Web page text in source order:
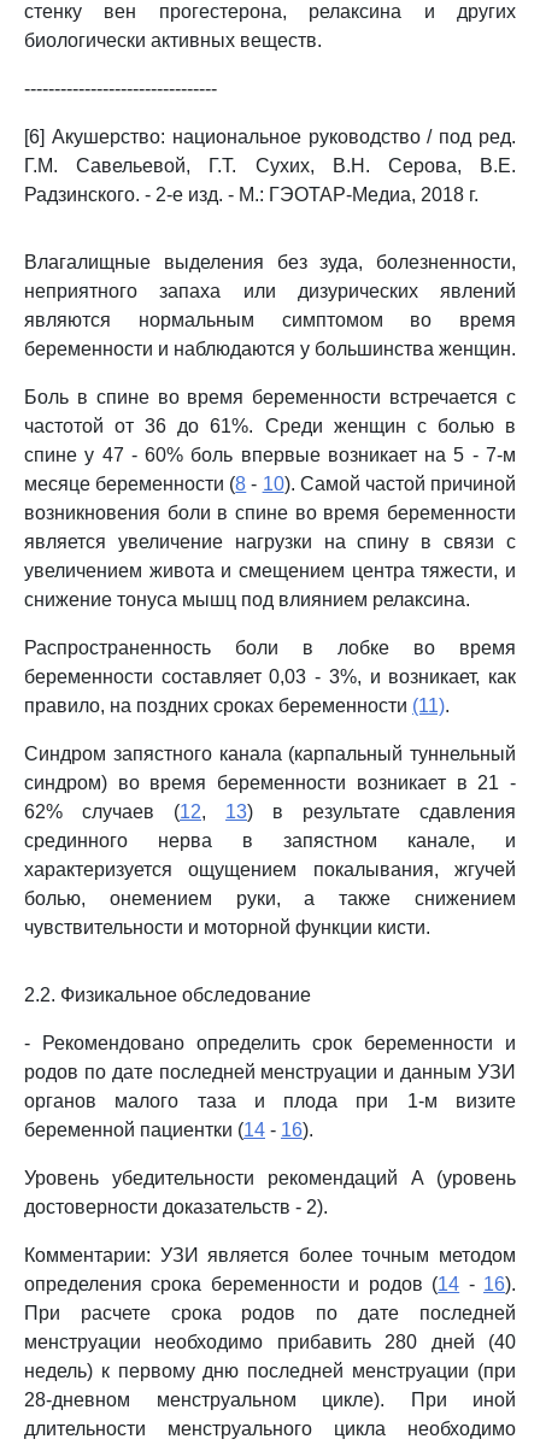
стенку вен прогестерона, релаксина и других
биологически активных веществ.
--------------------------------
[6] Акушерство: национальное руководство / под ред.
Г.М. Савельевой, Г.Т. Сухих, В.Н. Серова, В.Е.
Радзинского. - 2-е изд. - М.: ГЭОТАР-Медиа, 2018 г.
Влагалищные выделения без зуда, болезненности,
неприятного запаха или дизурических явлений
являются нормальным симптомом во время
беременности и наблюдаются у большинства женщин.
Боль в спине во время беременности встречается с
частотой от 36 до 61%. Среди женщин с болью в
спине у 47 - 60% боль впервые возникает на 5 - 7-м
месяце беременности (8 - 10). Самой частой причиной
возникновения боли в спине во время беременности
является увеличение нагрузки на спину в связи с
увеличением живота и смещением центра тяжести, и
снижение тонуса мышц под влиянием релаксина.
Распространенность боли в лобке во время
беременности составляет 0,03 - 3%, и возникает, как
правило, на поздних сроках беременности (11).
Синдром запястного канала (карпальный туннельный
синдром) во время беременности возникает в 21 -
62% случаев (12, 13) в результате сдавления
срединного нерва в запястном канале, и
характеризуется ощущением покалывания, жгучей
болью, онемением руки, а также снижением
чувствительности и моторной функции кисти.
2.2. Физикальное обследование
- Рекомендовано определить срок беременности и
родов по дате последней менструации и данным УЗИ
органов малого таза и плода при 1-м визите
беременной пациентки (14 - 16).
Уровень убедительности рекомендаций A (уровень
достоверности доказательств - 2).
Комментарии: УЗИ является более точным методом
определения срока беременности и родов (14 - 16).
При расчете срока родов по дате последней
менструации необходимо прибавить 280 дней (40
недель) к первому дню последней менструации (при
28-дневном менструальном цикле). При иной
длительности менструального цикла необходимо